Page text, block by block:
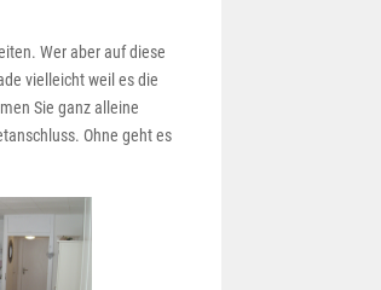
Wer aber auf diese
vielleicht weil es die
Sie ganz alleine
Ohne geht es